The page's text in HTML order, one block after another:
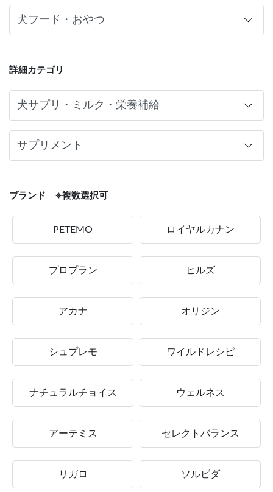
詳細カテゴリ
ブランド ※複数選択可
PETEMO ロイヤルカナン
プロプラン ヒルズ
アカナ オリジン
シュプレモ ワイルドレシピ
ナチュラルチョイス ウェルネス
アーテミス セレクトバランス
リガロ ソルビダ